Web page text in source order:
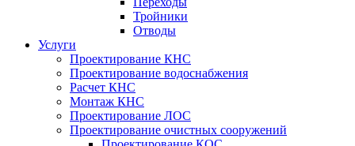
Тройники
Отводы
Услуги
Проектирование КНС
Проектирование водоснабжения
Расчет КНС
Монтаж КНС
Проектирование ЛОС
Проектирование очистных сооружений